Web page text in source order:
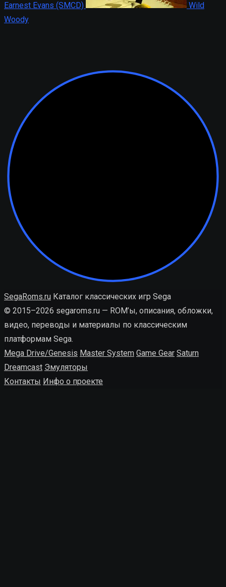
Earnest Evans (SMCD)
Wild
Woody
SegaRoms.ru Каталог классических игр Sega
© 2015–2026 segaroms.ru — ROM’ы, описания, обложки,
видео, переводы и материалы по классическим
платформам Sega.
Mega Drive/Genesis Master System Game Gear Saturn
Dreamcast Эмуляторы
Контакты Инфо о проекте